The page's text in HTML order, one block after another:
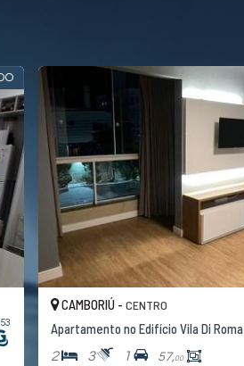
CAMBORIÚ -CENTRO
Apartamento no Edifício Vila Di Roma
2 3 1 57,00